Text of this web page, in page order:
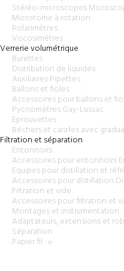
Stéréo-microscopes
Microtome à rotation
Polarimètres
Viscosimètres
Verrerie volumétrique
Burettes
Distribution de liquides
AuxiliairesPipettes
Ballons et fioles
Accessoires pour ballons et
Pycnomètres Gay-Lussac
Eprouvettes
Béchers et carafes avec
Filtration et séparation
Entonnoirs
Accessoires pour entonnoirs
Equipes pour distillation et
Accessoires pour distillation
Filtration et vide
Accessoires pour filtration et
Montages et instrumentation
Adaptateurs, extensions et
Séparation
Papier filtre